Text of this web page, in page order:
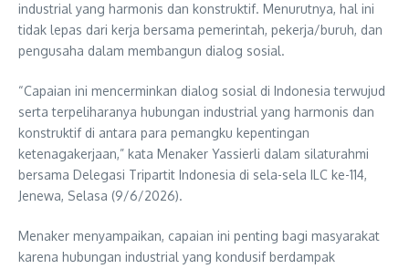
industrial yang harmonis dan konstruktif. Menurutnya, hal ini
tidak lepas dari kerja bersama pemerintah, pekerja/buruh, dan
pengusaha dalam membangun dialog sosial.
“Capaian ini mencerminkan dialog sosial di Indonesia terwujud
serta terpeliharanya hubungan industrial yang harmonis dan
konstruktif di antara para pemangku kepentingan
ketenagakerjaan,” kata Menaker Yassierli dalam silaturahmi
bersama Delegasi Tripartit Indonesia di sela-sela ILC ke-114,
Jenewa, Selasa (9/6/2026).
Menaker menyampaikan, capaian ini penting bagi masyarakat
karena hubungan industrial yang kondusif berdampak